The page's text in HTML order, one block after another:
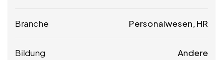
Branche Personalwesen, HR
Bildung Andere